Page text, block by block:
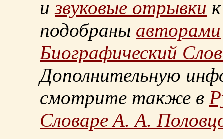
извуковые отрывки
подобраны авторами
Биографический
Дополнительную
смотрите также в
Словаре А. А.